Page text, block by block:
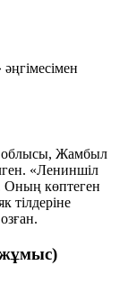
әңгімесімен
облысы, Жамбыл
«Лениншіл
Оның көптеген
тілдеріне
жұмыс)